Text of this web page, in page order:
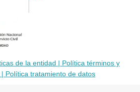
de la entidad |
Política términos y
Política tratamiento de datos